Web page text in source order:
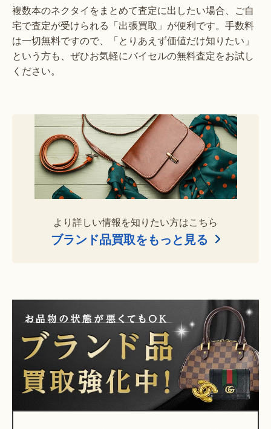
複数本のネクタイをまとめて査定に出したい場合、ご自
宅で査定が受けられる「出張買取」が便利です。手数料
は一切無料ですので、「とりあえず価値だけ知りたい」
という方も、ぜひお気軽にバイセルの無料査定をお試し
ください。
より詳しい情報を知りたい方はこちら
ブランド品買取をもっと見る